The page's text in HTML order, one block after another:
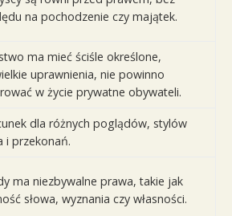
na pochodzenie czy majątek.
ma mieć ściśle określone,
uprawnienia, nie powinno
w życie prywatne obywateli.
dla różnych poglądów, stylów
i przekonań.
ma niezbywalne prawa, takie jak
słowa, wyznania czy własności.